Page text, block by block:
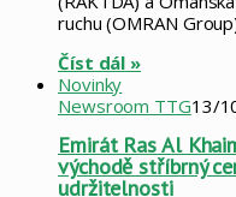
ruchu (OMRAN
Číst dál »
Novinky
Newsroom TTG13/
Emirát Ras Al
východě stříbrný
udržitelnosti